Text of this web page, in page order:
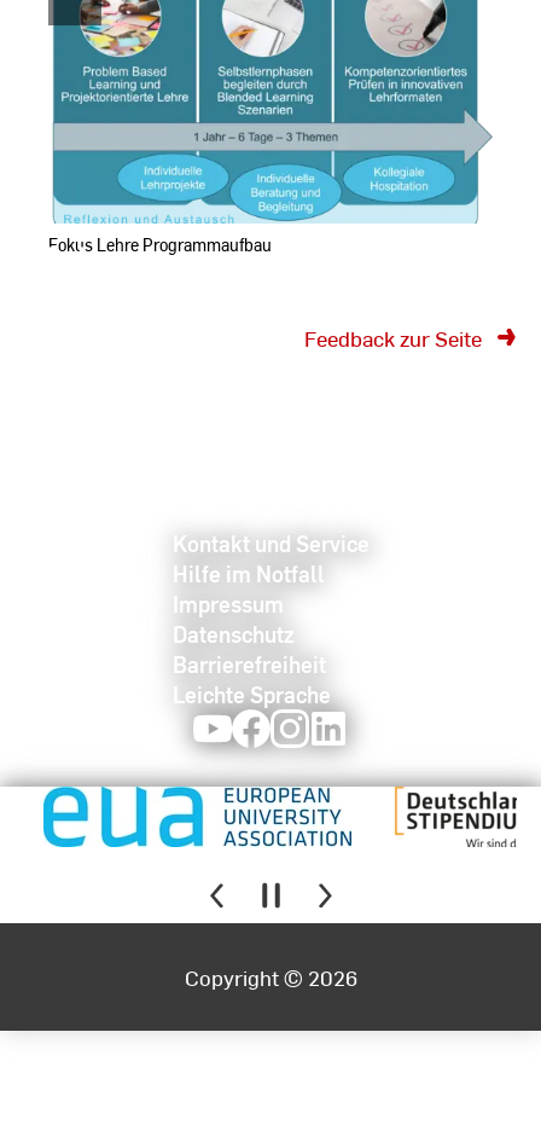
RheinMain
Fokus Lehre Programmaufbau
Feedback zur Seite
Kontakt und Service
Hilfe im Notfall
Impressum
Datenschutz
Barrierefreiheit
Leichte Sprache
YoutubeFacebookInstagram
Copyright © 2026